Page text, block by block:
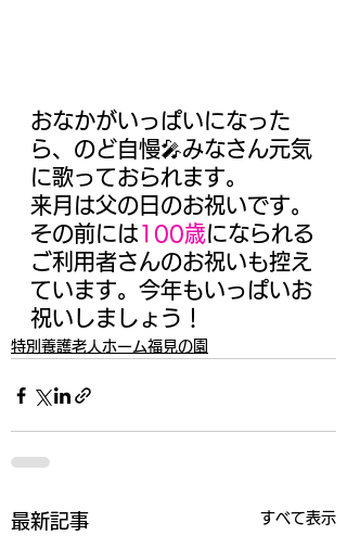
おなかがいっぱいになった
ら、のど自慢🎤みなさん元気
に歌っておられます。
来月は父の日のお祝いです。
その前には 100歳になられる
ご利用者さんのお祝いも控え
ています。今年もいっぱいお
祝いしましょう！
特別養護老人ホーム福見の園
最新記事 すべて表示